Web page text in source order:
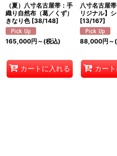
（夏）八寸名古屋帯：手
織り自然布（葛／くず）
きなり色 [38/148]
165,000円 ～ (税込)
カートに入れる
八寸名古屋
リジナル】
[13/167]
88,000円 ～
カー